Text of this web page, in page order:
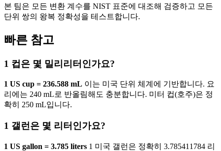
본 팀은 모든 변환 계수를 NIST 표준에 대조해 검증하고 모든
단위 쌍의 왕복 정확성을 테스트합니다.
빠른 참고
1 컵은 몇 밀리리터인가요?
1 US cup = 236.588 mL 이는 미국 단위 체계에 기반합니다. 요
리에는 240 mL로 반올림해도 충분합니다. 미터 컵(호주)은 정
확히 250 mL입니다.
1 갤런은 몇 리터인가요?
1 US gallon = 3.785 liters 1 미국 갤런은 정확히 3.785411784 리